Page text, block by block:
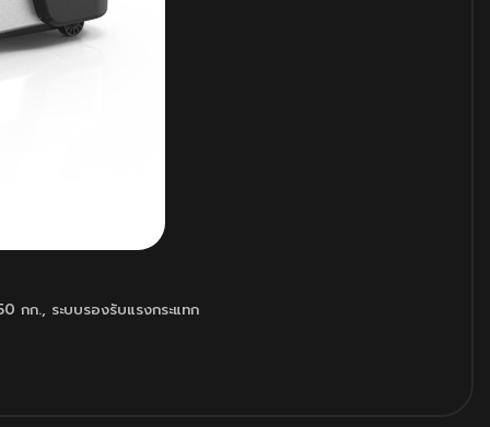
กก., ระบบรองรับแรงกระแทก